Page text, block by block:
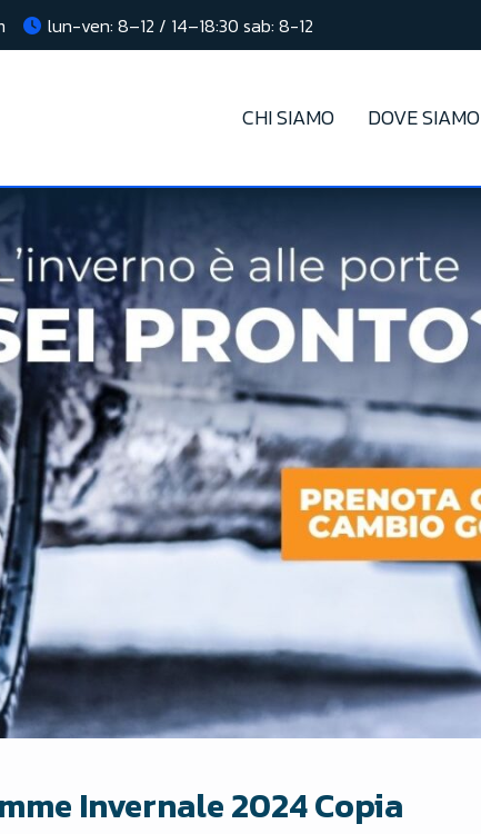
lun-ven: 8–12 / 14–18:30 sab: 8-12
CHI SIAMO DOVE SIAMO
Invernale 2024 Copia